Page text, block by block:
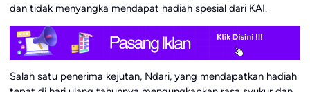
dan tidak menyangka mendapat hadiah spesial dari KAI.
Salah satu penerima kejutan, Ndari, yang mendapatkan hadiah